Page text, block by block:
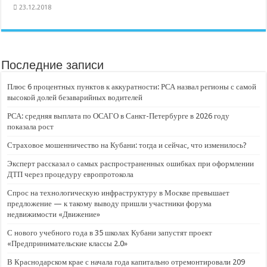
23.12.2018
Последние записи
Плюс 6 процентных пунктов к аккуратности: РСА назвал регионы с самой
высокой долей безаварийных водителей
РСА: средняя выплата по ОСАГО в Санкт-Петербурге в 2026 году
показала рост
Страховое мошенничество на Кубани: тогда и сейчас, что изменилось?
Эксперт рассказал о самых распространенных ошибках при оформлении
ДТП через процедуру европротокола
Спрос на технологическую инфраструктуру в Москве превышает
предложение — к такому выводу пришли участники форума
недвижимости «Движение»
С нового учебного года в 35 школах Кубани запустят проект
«Предпринимательские классы 2.0»
В Краснодарском крае с начала года капитально отремонтировали 209